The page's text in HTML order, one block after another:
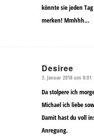
könnte sie jeden
merken! Mmhhh…
Desiree
sagte:
3. Januar 2018 um 8:01
Da stolpere ich
Michael ich liebe
Damit hast du voll
Anregung.